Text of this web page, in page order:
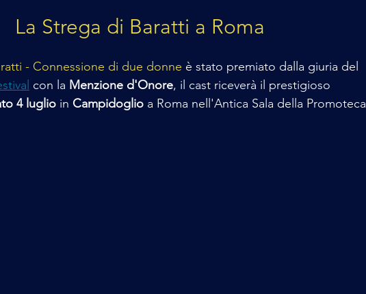
La Strega di Baratti a Roma
- Connessione di due donne è stato premiato dalla giuria del
con la Menzione d'Onore, il cast riceverà il prestigioso
4 luglio in Campidoglio a Roma nell'Antica Sala della Promoteca